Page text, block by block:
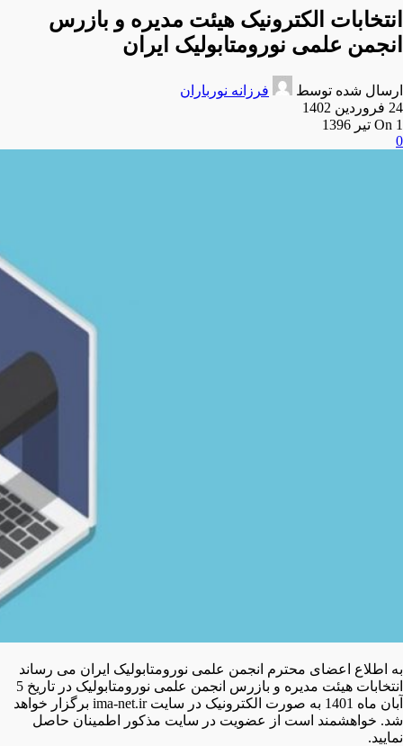
انتخابات الکترونیک هیئت مدیره و بازرس
انجمن علمی نورومتابولیک ایران
ارسال شده توسط
فرزانه نورباران
24 فروردین 1402
On 1 تیر 1396
0
به اطلاع اعضای محترم انجمن علمی نورومتابولیک ایران می رساند
انتخابات هیئت مدیره و بازرس انجمن علمی نورومتابولیک در تاریخ 5
آبان ماه 1401 به صورت الکترونیک در سایت ima-net.ir برگزار خواهد
شد. خواهشمند است از عضویت در سایت مذکور اطمینان حاصل
نمایید.